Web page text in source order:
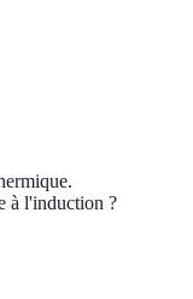
à l'induction ?